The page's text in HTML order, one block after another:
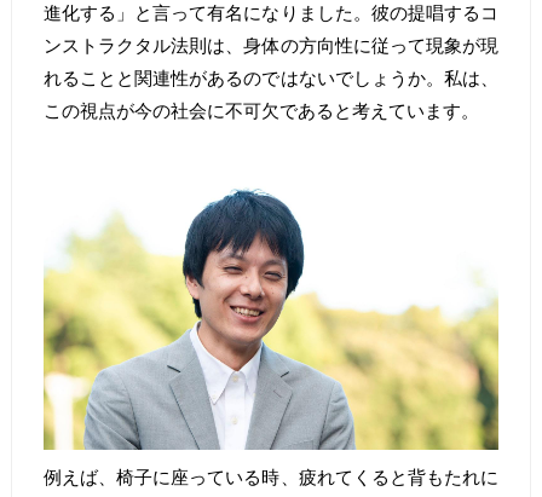
進化する」と言って有名になりました。彼の提唱するコ
ンストラクタル法則は、身体の方向性に従って現象が現
れることと関連性があるのではないでしょうか。私は、
この視点が今の社会に不可欠であると考えています。
例えば、椅子に座っている時、疲れてくると背もたれに